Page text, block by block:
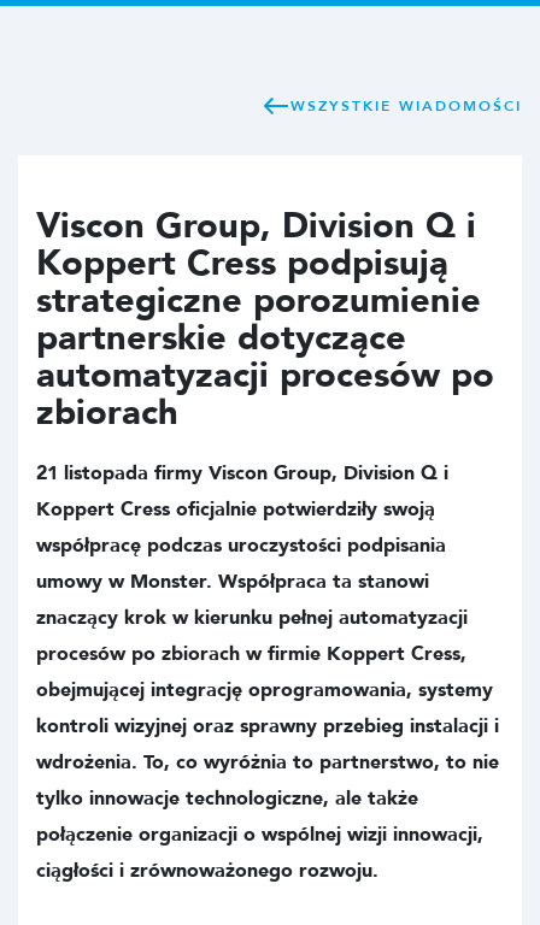
WSZYSTKIE WIADOMOŚCI
Viscon Group, Division Q i
Koppert Cress podpisują
strategiczne porozumienie
partnerskie dotyczące
automatyzacji procesów po
zbiorach
21 listopada firmy Viscon Group, Division Q i
Koppert Cress oficjalnie potwierdziły swoją
współpracę podczas uroczystości podpisania
umowy w Monster. Współpraca ta stanowi
znaczący krok w kierunku pełnej automatyzacji
procesów po zbiorach w firmie Koppert Cress,
obejmującej integrację oprogramowania, systemy
kontroli wizyjnej oraz sprawny przebieg instalacji i
wdrożenia. To, co wyróżnia to partnerstwo, to nie
tylko innowacje technologiczne, ale także
połączenie organizacji o wspólnej wizji innowacji,
ciągłości i zrównoważonego rozwoju.